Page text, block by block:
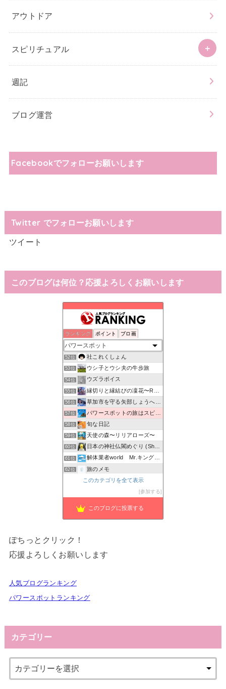
アウトドア
スピリチュアル
週記
ブログ運営
Facebookでフォローお願いします
Twitter でフォローお願いします
ツイート
このブログは何位？応援よろしくお願いします
ランキング ポイント ブロ画
50位 休日は京都の秘密基地へプチ家出クラブ
51位 マイパワースポット
52位 社これくしょん
53位 ウシ子とウシ夫の牛歩旅
54位 ウズラボイス
55位 縁切りと縁結びの凜花〜Reincarnation〜
56位 草加市を守る矢部しょうへいの会のブログ
57位 パワースポットの旅はスピリチュアル！
58位 旬な日記
59位 天使の森〜リリアローズ〜
60位 日本の神社仏閣めぐり (Shrine Japan Info)
61位 解体業者world Mr.キングの日常♪
62位 旅のメモ
如連体本染
東京から日帰りで行ける開運パワースポット巡り
このカテゴリを全て表示
参加する
このブログに投票する
ぽちっとクリック！
応援よろしくお願いします
人気ブログランキング
パワースポットランキング
カテゴリー